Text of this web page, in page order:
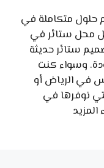
حلول متكاملة في
محل ستائر في
ستائر حديثة
وسواء كنت
في الرياض أو
نوفرها في
المزيد